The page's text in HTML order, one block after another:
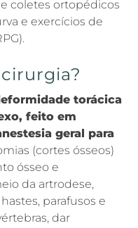
coletes ortopédicos
e exercícios de
torácica
feito em
geral para
(cortes ósseos)
ósseo e
da artrodese,
parafusos e
dar